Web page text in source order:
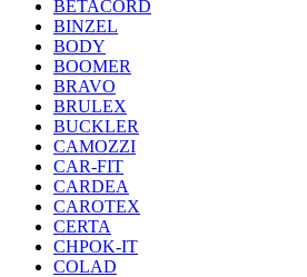
BETACORD
BINZEL
BODY
BOOMER
BRAVO
BRULEX
BUCKLER
CAMOZZI
CAR-FIT
CARDEA
CAROTEX
CERTA
CHPOK-IT
COLAD